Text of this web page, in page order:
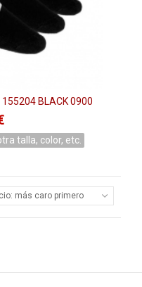
155204 BLACK 0900
talla, color, etc.
más caro primero